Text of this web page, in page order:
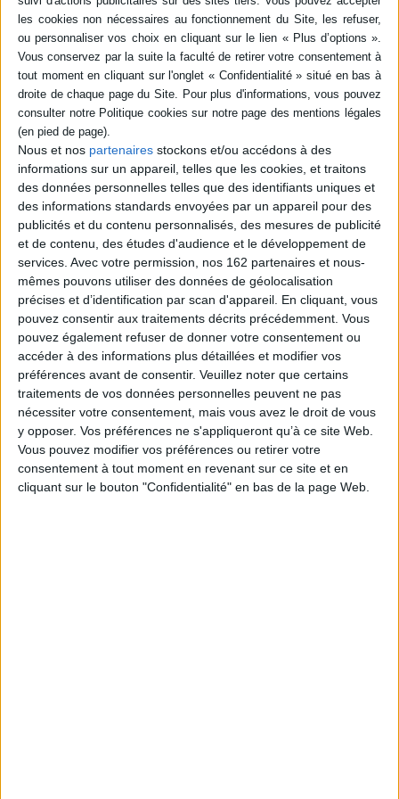
Nous et nos partenaires stockons et/ou accédons à des
informations sur un appareil, telles que les cookies, et traitons
des données personnelles telles que des identifiants uniques et
des informations standards envoyées par un appareil pour des
publicités et du contenu personnalisés, des mesures de publicité
et de contenu, des études d'audience et le développement de
services. Avec votre permission, nos 162 partenaires et nous-
mêmes pouvons utiliser des données de géolocalisation
précises et d’identification par scan d'appareil. En cliquant, vous
pouvez consentir aux traitements décrits précédemment. Vous
pouvez également refuser de donner votre consentement ou
accéder à des informations plus détaillées et modifier vos
préférences avant de consentir. Veuillez noter que certains
traitements de vos données personnelles peuvent ne pas
nécessiter votre consentement, mais vous avez le droit de vous
y opposer. Vos préférences ne s'appliqueront qu’à ce site Web.
Vous pouvez modifier vos préférences ou retirer votre
consentement à tout moment en revenant sur ce site et en
cliquant sur le bouton "Confidentialité" en bas de la page Web.
réinventent sous leurs yeux. ©Electre 2026
15,50 €
Disponible chez l'éditeur
AJOUTER AU PANIER
Auteur : Pascale Hédelin
Éditeur :Milan
Un album avec des pop-up, des volets, des
tirettes et des pages à déplier pour découvrir la
biodiversité et les grands mécanismes du
vivant. ©Electre 2026
22,90 €
Indisponible
Mon encyclopédie animée : 5-8 ans
Auteur :Emmanuelle Kecir-Lepetit
Éditeur : Gallimard-Jeunesse
180 questions-réponses avec des volets à
soulever pour découvrir le corps humain, la
maison, la ville, la nature, les animaux, la Terre,
les sciences, le sport, l'histoire ou encore
l'Univers. ©Electre 2026
18,00 €
Indisponible
Les cousins lémuriens